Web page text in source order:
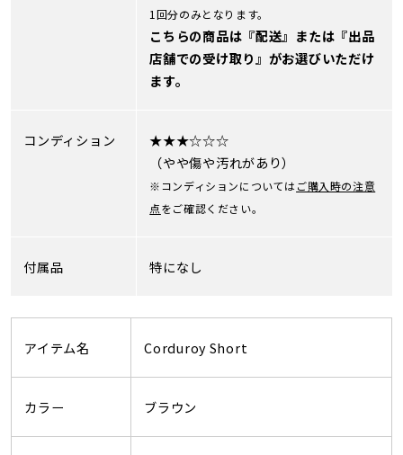
1回分のみとなります。
こちらの商品は『配送』または『出品
店舗での受け取り』がお選びいただけ
ます。
コンディション
★★★☆☆☆
（やや傷や汚れがあり）
※コンディションについてはご購入時の注意
点をご確認ください。
付属品 特になし
アイテム名 Corduroy Short
カラー ブラウン